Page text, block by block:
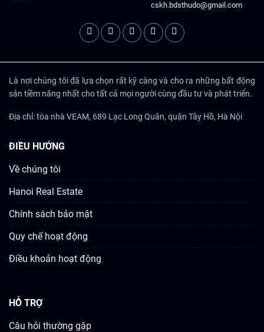
cskh.bdsthudo@gmail.com
Là nơi chúng tôi đã lựa chọn rất kỹ càng và cho ra những bất động
sản tiềm năng nhất cho tất cả mọi người cùng đầu tư và phát triển.
Địa chỉ: tòa nhà VEAM, 689 Lạc Long Quân, quận Tây Hồ, Hà Nội
ĐIỀU HƯỚNG
Về chúng tôi
Hanoi Real Estate
Chính sách bảo mật
Quy chế hoạt động
Điều khoản hoạt động
HỖ TRỢ
Câu hỏi thường gặp